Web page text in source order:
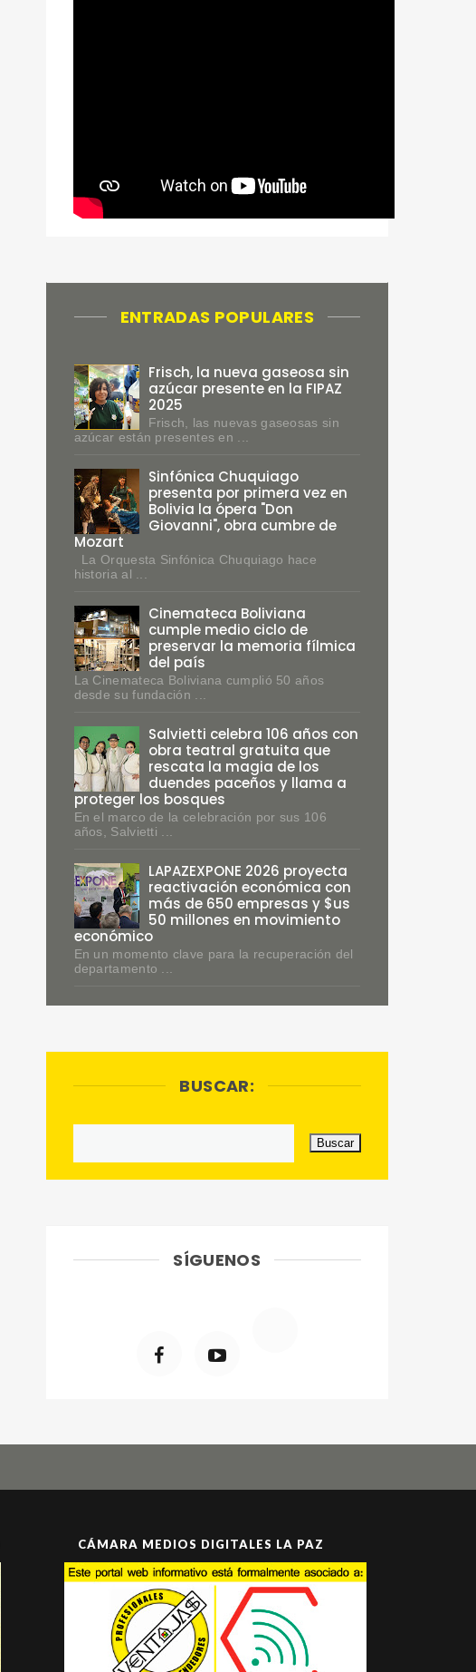
ENTRADAS POPULARES
Frisch, la nueva gaseosa sin
azúcar presente en la FIPAZ
2025
Frisch, las nuevas gaseosas sin
azúcar están presentes en ...
Sinfónica Chuquiago
presenta por primera vez en
Bolivia la ópera "Don
Giovanni", obra cumbre de
Mozart
La Orquesta Sinfónica Chuquiago hace
historia al ...
Cinemateca Boliviana
cumple medio ciclo de
preservar la memoria fílmica
del país
La Cinemateca Boliviana cumplió 50 años
desde su fundación ...
Salvietti celebra 106 años con
obra teatral gratuita que
rescata la magia de los
duendes paceños y llama a
proteger los bosques
En el marco de la celebración por sus 106
años, Salvietti ...
LAPAZEXPONE 2026 proyecta
reactivación económica con
más de 650 empresas y $us
50 millones en movimiento
económico
En un momento clave para la recuperación del
departamento ...
BUSCAR:
SÍGUENOS
CÁMARA MEDIOS DIGITALES LA PAZ